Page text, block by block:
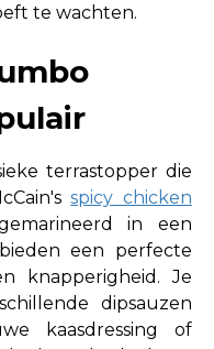
te wachten.
terrastopper die
spicy chicken
in een
een perfecte
knapperigheid. Je
dipsauzen
kaasdressing of